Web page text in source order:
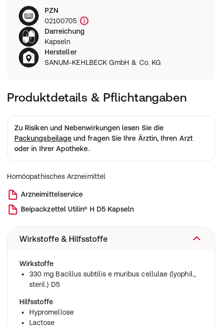
Wie funktioniert eine Rezeptbestellung?
PZN
02100705
Darreichung
Kapseln
Hersteller
SANUM-KEHLBECK GmbH & Co. KG
Produktdetails & Pflichtangaben
Zu Risiken und Nebenwirkungen lesen Sie die
Packungsbeilage und fragen Sie Ihre Ärztin, Ihren Arzt
oder in Ihrer Apotheke.
Homöopathisches Arzneimittel
Arzneimittelservice
Beipackzettel Utilin® H D5 Kapseln
Wirkstoffe & Hilfsstoffe
Wirkstoffe
330 mg Bacillus subtilis e muribus cellulae (lyophil.,
steril.) D5
Hilfsstoffe
Hypromellose
Lactose